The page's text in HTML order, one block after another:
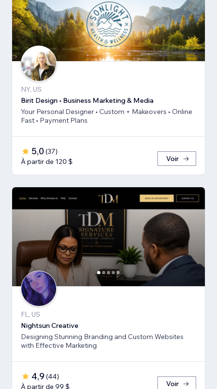
NY, US
Birit Design • Business Marketing & Media
Your Personal Designer • Custom + Makeovers • Online
Fast • Payment Plans
5,0 (37)
À partir de 120 $
Voir
FL, US
Nightsun Creative
Designing Stunning Branding and Custom Websites
with Effective Marketing
4,9 (44)
À partir de 99 $
Voir